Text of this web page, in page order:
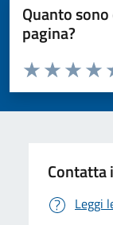
Quanto
pagina?
Valuta da 1 a 5
Valuta 3
Valuta 2
Valuta 1 stelle
Contatta
Leggi